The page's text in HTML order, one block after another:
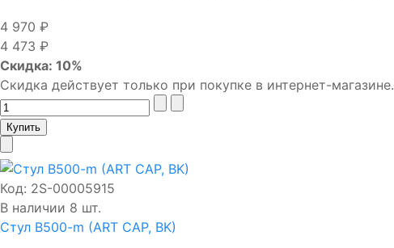
4 970 ₽
4 473 ₽
Скидка: 10%
Скидка действует только при покупке в интернет-магазине.
Код: 2S-00005915
В наличии 8 шт.
Стул B500-m (ART CAP, BK)